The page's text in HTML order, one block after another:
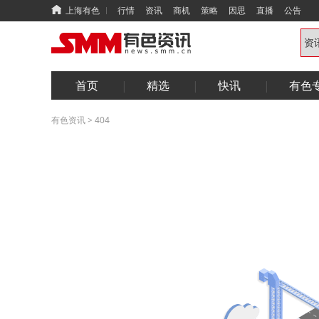
上海有色 行情 资讯 商机 策略 因思 直播 公告
首页 精选 快讯 有色
有色资讯> 404